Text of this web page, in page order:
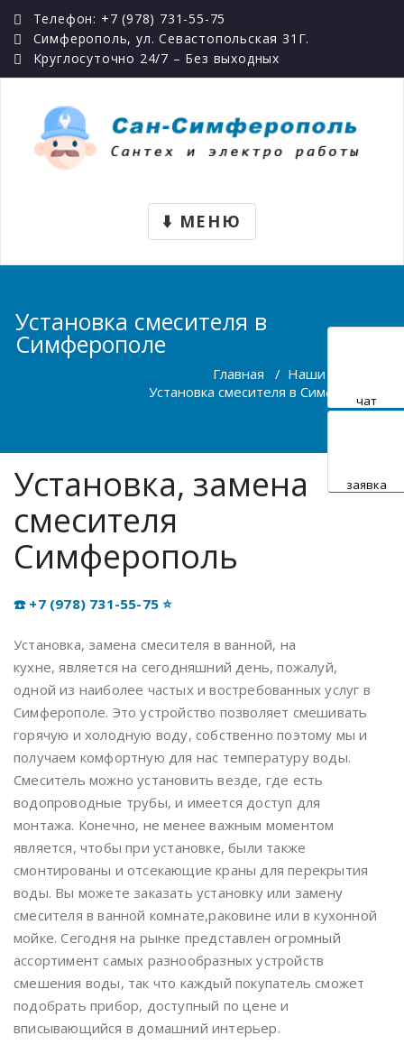
Телефон: +7 (978) 731-55-75
Симферополь, ул. Севастопольская 31Г.
Круглосуточно 24/7 – Без выходных
T
O
G
E
N
V
T
I
O
N
⬇️ МЕНЮ
Установка смесителя в
Симферополе
Главная / Наши услуги
Установка смесителя в Симферополе
Установка, замена
смесителя
Симферополь
☎️ +7 (978) 731-55-75 ⭐
Установка, замена смесителя в ванной, на
кухне, является на сегодняшний день, пожалуй,
одной из наиболее частых и востребованных услуг в
Симферополе. Это устройство позволяет смешивать
горячую и холодную воду, собственно поэтому мы и
получаем комфортную для нас температуру воды.
Смеситель можно установить везде, где есть
водопроводные трубы, и имеется доступ для
монтажа. Конечно, не менее важным моментом
является, чтобы при установке, были также
смонтированы и отсекающие краны для перекрытия
воды. Вы можете заказать установку или замену
смесителя в ванной комнате,раковине или в кухонной
мойке. Сегодня на рынке представлен огромный
ассортимент самых разнообразных устройств
смешения воды, так что каждый покупатель сможет
подобрать прибор, доступный по цене и
вписывающийся в домашний интерьер.
чат
заявка